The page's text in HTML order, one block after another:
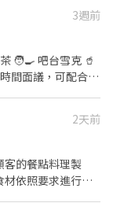
） 📌員工
3週前
🧑‍🍳 吧台雪克 🥤
間面議，可配合課
禮品、油資津貼、
2天前
客的餐點料理製
材依照要求進行切